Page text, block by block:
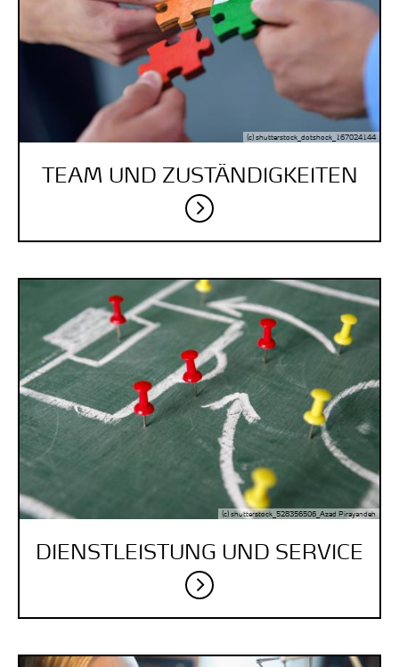
(c) shutterstock_dotshock_167024144
TEAM UND ZUSTÄNDIG­KEITEN
(c) shutterstock_528356506_Azad Pirayandeh
DIENST­LEISTUNG UND SERVICE